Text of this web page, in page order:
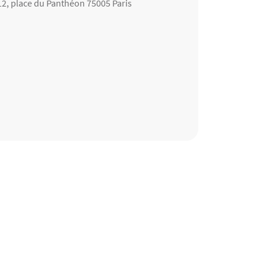
place du Panthéon 75005 Paris